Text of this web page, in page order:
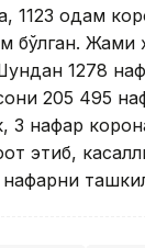
1123 одам
бўлган. Жами
1278
205 495
3 нафар
этиб,